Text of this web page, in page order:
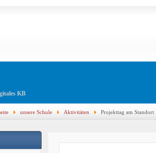
KB
unsere Schule Aktivitäten Projekttag am